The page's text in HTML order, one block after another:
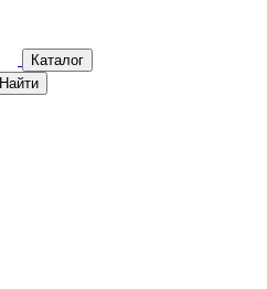
Каталог
Найти